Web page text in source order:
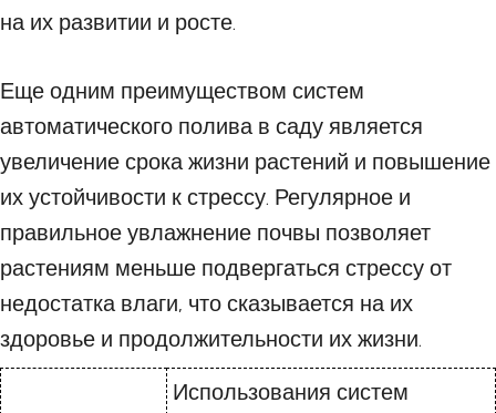
на их развитии и росте.
Еще одним преимуществом систем
автоматического полива в саду является
увеличение срока жизни растений и повышение
их устойчивости к стрессу. Регулярное и
правильное увлажнение почвы позволяет
растениям меньше подвергаться стрессу от
недостатка влаги, что сказывается на их
здоровье и продолжительности их жизни.
Использования систем